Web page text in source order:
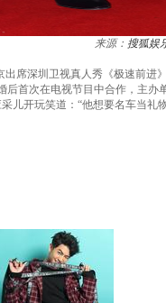
来源： 搜狐娱
席深圳卫视真人秀《极速前进
首次在电视节目中合作，主
儿开玩笑道：“他想要名车当